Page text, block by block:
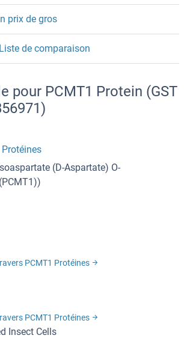
prix de gros
de comparaison
pour PCMT1 Protein (GST
(D-Aspartate) O-
PCMT1 Protéines
PCMT1 Protéines
Insect Cells